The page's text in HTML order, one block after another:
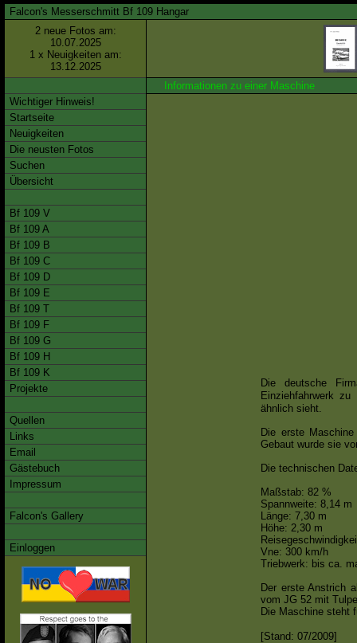
Falcon's Messerschmitt Bf 109 Hangar
2 neue Fotos am:
10.07.2025
1 x Neuigkeiten am:
13.12.2025
Wichtiger Hinweis!
Startseite
Neuigkeiten
Die neusten Fotos
Suchen
Übersicht
Bf 109 V
Bf 109 A
Bf 109 B
Bf 109 C
Bf 109 D
Bf 109 E
Bf 109 T
Bf 109 F
Bf 109 G
Bf 109 H
Bf 109 K
Projekte
Quellen
Links
Email
Gästebuch
Impressum
Falcon's Gallery
Einloggen
Informationen zu einer Maschine
Die deutsche
Einziehfahrwerk
ähnlich sieht.
Die erste
Gebaut wurde sie
Die technischen
Maßstab: 82 %
Spannweite: 8,14 m
Länge: 7,30 m
Höhe: 2,30 m
Vne: 300 km/h
Triebwerk: bis ca.
Der erste Anstrich
vom JG 52 mit
Die Maschine steht
[Stand: 07/2009]